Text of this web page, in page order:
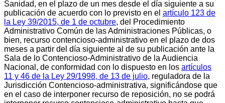
Sanidad, en el plazo de un mes desde el día siguiente a su
publicación de acuerdo con lo previsto en el artículo 123 de
la Ley 39/2015, de 1 de octubre, del Procedimiento
Administrativo Común de las Administraciones Públicas, o
bien, recurso contencioso-administrativo en el plazo de dos
meses a partir del día siguiente al de su publicación ante la
Sala de lo Contencioso-Administrativo de la Audiencia
Nacional, de conformidad con lo dispuesto en los artículos
11 y 46 de la Ley 29/1998, de 13 de julio, reguladora de la
Jurisdicción Contencioso-administrativa, significándose que
en el caso de interponer recurso de reposición, no se podrá